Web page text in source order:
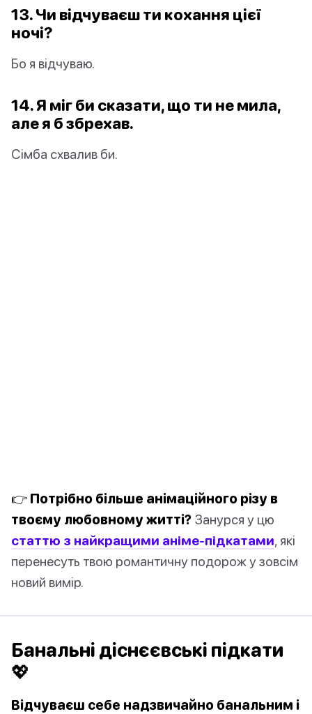
13. Чи відчуваєш ти кохання цієї
ночі?
Бо я відчуваю.
14. Я міг би сказати, що ти не мила,
але я б збрехав.
Сімба схвалив би.
👉 Потрібно більше анімаційного різу в
твоєму любовному житті? Занурся у цю
статтю з найкращими аніме-підкатами, які
перенесуть твою романтичну подорож у зовсім
новий вимір.
Банальні діснєєвські підкати
💖
Відчуваєш себе надзвичайно банальним і